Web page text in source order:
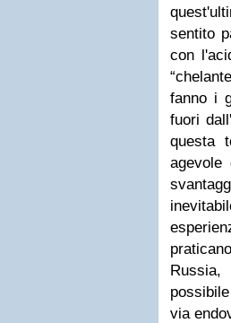
sentito
con
fanno i
fuori
questa
via